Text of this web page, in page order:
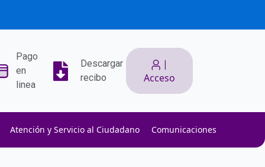
Pago
en
linea
Descargar
recibo
|
Acceso
Atención y Servicio al Ciudadano Comunicaciones